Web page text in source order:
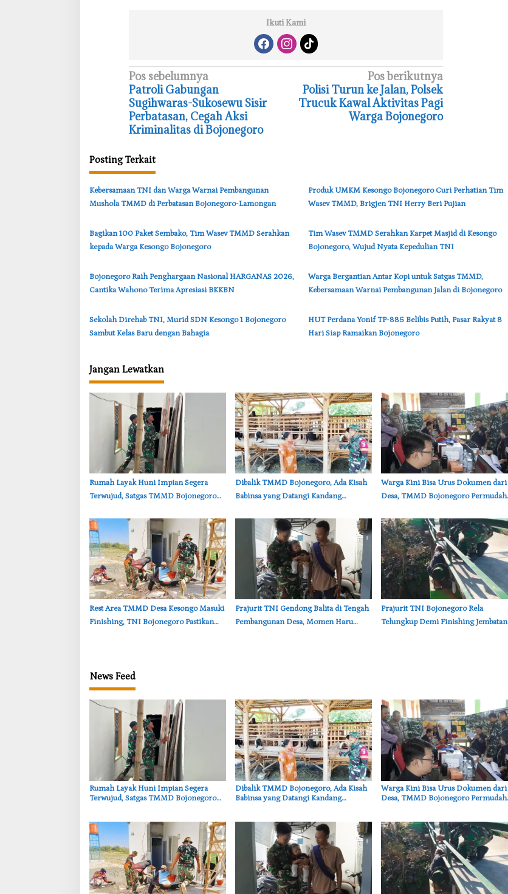
Ikuti Kami
N
a
v
i
a
s
i
o
s
Pos sebelumnya
‎Patroli Gabungan
Sugihwaras-Sukosewu Sisir
Perbatasan, Cegah Aksi
Kriminalitas di Bojonegoro
Pos berikutnya
‎Polisi Turun ke Jalan, Polsek
Trucuk Kawal Aktivitas Pagi
Warga Bojonegoro
Posting Terkait
‎Kebersamaan TNI dan Warga Warnai Pembangunan
Mushola TMMD di Perbatasan Bojonegoro-Lamongan
‎Produk UMKM Kesongo Bojonegoro Curi Perhatian Tim
Wasev TMMD, Brigjen TNI Herry Beri Pujian
‎Bagikan 100 Paket Sembako, Tim Wasev TMMD Serahkan
kepada Warga Kesongo Bojonegoro
‎Tim Wasev TMMD Serahkan Karpet Masjid di Kesongo
Bojonegoro, Wujud Nyata Kepedulian TNI
‎Bojonegoro Raih Penghargaan Nasional HARGANAS 2026,
Cantika Wahono Terima Apresiasi BKKBN
‎Warga Bergantian Antar Kopi untuk Satgas TMMD,
Kebersamaan Warnai Pembangunan Jalan di Bojonegoro
‎Sekolah Direhab TNI, Murid SDN Kesongo 1 Bojonegoro
Sambut Kelas Baru dengan Bahagia
‎HUT Perdana Yonif TP-885 Belibis Putih, Pasar Rakyat 8
Hari Siap Ramaikan Bojonegoro
Jangan Lewatkan
‎Rumah Layak Huni Impian Segera
Terwujud, Satgas TMMD Bojonegoro
‎Dibalik TMMD Bojonegoro, Ada Kisah
Babinsa yang Datangi Kandang
‎Warga Kini Bisa Urus Dokumen dari
Desa, TMMD Bojonegoro Permudah
‎Rest Area TMMD Desa Kesongo Masuki
Finishing, TNI Bojonegoro Pastikan
‎Prajurit TNI Gendong Balita di Tengah
Pembangunan Desa, Momen Haru
‎Prajurit TNI Bojonegoro Rela
Telungkup Demi Finishing Jembatan
News Feed
‎Rumah Layak Huni Impian Segera
Terwujud, Satgas TMMD Bojonegoro
‎Dibalik TMMD Bojonegoro, Ada Kisah
Babinsa yang Datangi Kandang
‎Warga Kini Bisa Urus Dokumen dari
Desa, TMMD Bojonegoro Permudah